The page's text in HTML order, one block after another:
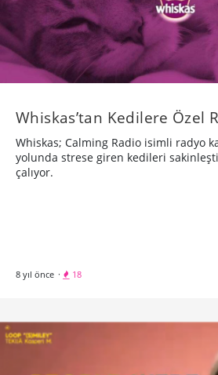
Whiskas’tan Kedilere Özel
Whiskas; Calming Radio isimli radyo
yolunda strese giren kedileri
çalıyor.
8 yıl önce · 18